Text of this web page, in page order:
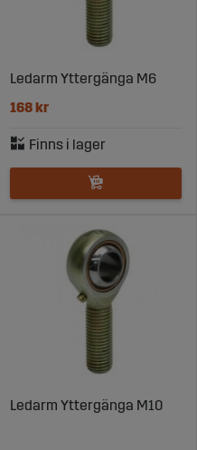
Ledarm Yttergänga M6
168 kr
Ledarm Yttergänga M10